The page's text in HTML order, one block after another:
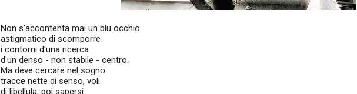
Non s'accontenta mai un blu occhio
astigmatico di scomporre
i contorni d'una ricerca
d'un denso - non stabile - centro.
Ma deve cercare nel sogno
tracce nette di senso, voli
di libellula; poi sapersi